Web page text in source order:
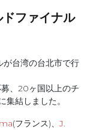
ファイナル
台湾の台北市で行
、20ヶ国以上のチ
結しました。
(フランス)、J.